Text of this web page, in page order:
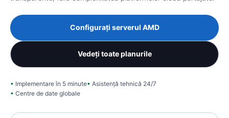
Configurați serverul AMD
Vedeți toate planurile
Implementare în 5 minute
Asistență tehnică 24/7
Centre de date globale